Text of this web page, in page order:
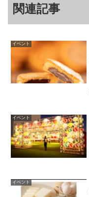
関連記事
イベント
イベント
イベント